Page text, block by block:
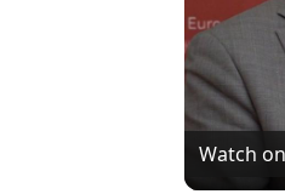
Watch on